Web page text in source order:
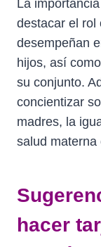
La
destacar el rol
desempeñan
hijos, así
su conjunto.
concientizar
madres, la
salud materna
hacer